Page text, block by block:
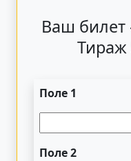
Ваш билет
Тираж
Поле 1
Поле 2